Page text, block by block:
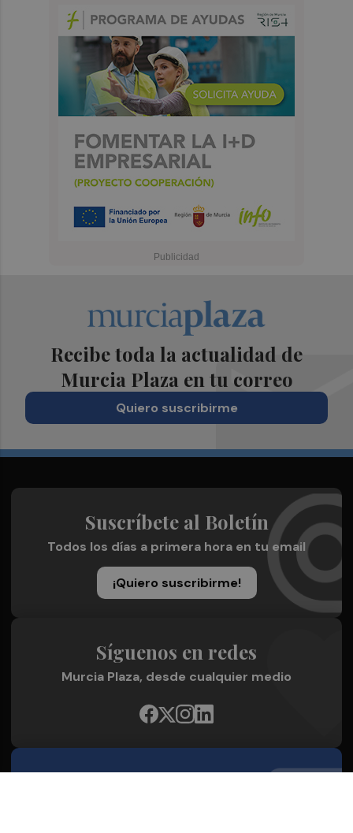
Recibe toda la actualidad de
Murcia Plaza en tu correo
Quiero suscribirme
Suscríbete al Boletín
Todos los días a primera hora en tu email
¡Quiero suscribirme!
Síguenos en redes
Murcia Plaza, desde cualquier medio